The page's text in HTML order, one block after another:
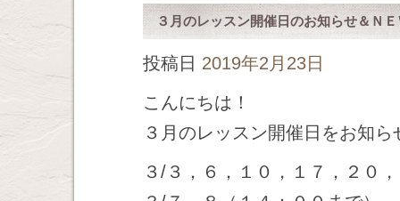
３月のレッスン開催日のお知らせ＆Ｎ
投稿日 2019年2月23日
こんにちは！
３月のレッスン開催日をお知ら
３/３，６，１０，１７，２０